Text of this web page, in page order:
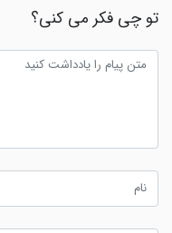
تو چی فکر می کنی؟